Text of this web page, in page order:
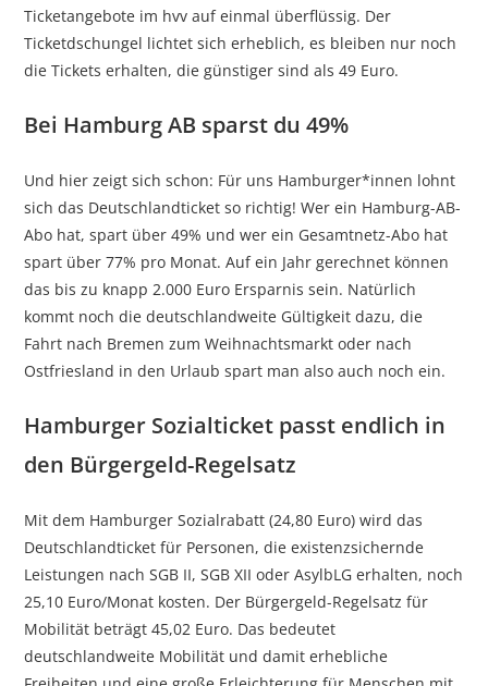
Ticketangebote im hvv auf einmal überflüssig. Der
Ticketdschungel lichtet sich erheblich, es bleiben nur noch
die Tickets erhalten, die günstiger sind als 49 Euro.
Bei Hamburg AB sparst du 49%
Und hier zeigt sich schon: Für uns Hamburger*innen lohnt
sich das Deutschlandticket so richtig! Wer ein Hamburg-AB-
Abo hat, spart über 49% und wer ein Gesamtnetz-Abo hat
spart über 77% pro Monat. Auf ein Jahr gerechnet können
das bis zu knapp 2.000 Euro Ersparnis sein. Natürlich
kommt noch die deutschlandweite Gültigkeit dazu, die
Fahrt nach Bremen zum Weihnachtsmarkt oder nach
Ostfriesland in den Urlaub spart man also auch noch ein.
Hamburger Sozialticket passt endlich in
den Bürgergeld-Regelsatz
Mit dem Hamburger Sozialrabatt (24,80 Euro) wird das
Deutschlandticket für Personen, die existenzsichernde
Leistungen nach SGB II, SGB XII oder AsylbLG erhalten, noch
25,10 Euro/Monat kosten. Der Bürgergeld-Regelsatz für
Mobilität beträgt 45,02 Euro. Das bedeutet
deutschlandweite Mobilität und damit erhebliche